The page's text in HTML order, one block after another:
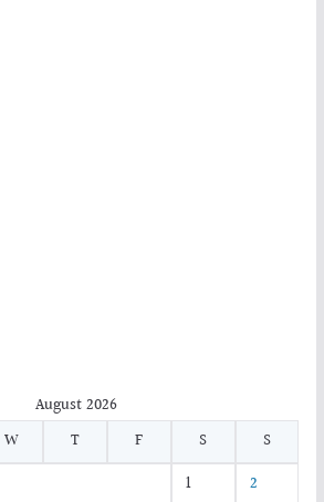
August 2026
W T F S
S
1
2